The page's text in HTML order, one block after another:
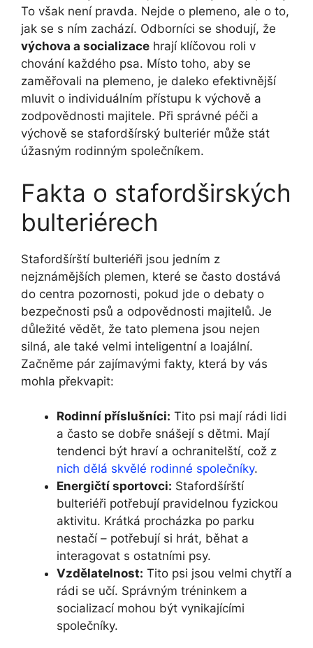
To však není pravda. Nejde o plemeno, ale o to,
jak se s ním zachází. Odborníci se shodují, že
výchova a socializace hrají klíčovou roli v
chování každého psa. Místo toho, aby se
zaměřovali na plemeno, je daleko efektivnější
mluvit o individuálním přístupu k výchově a
zodpovědnosti majitele. Při správné péči a
výchově se stafordšírský bulteriér může stát
úžasným rodinným společníkem.
Fakta o stafordširských
bulteriérech
Stafordšírští bulteriéři jsou jedním z
nejznámějších plemen, které se často dostává
do centra pozornosti, pokud jde o debaty o
bezpečnosti psů a odpovědnosti majitelů. Je
důležité vědět, že tato plemena jsou nejen
silná, ale také velmi inteligentní a loajální.
Začněme pár zajímavými fakty, která by vás
mohla překvapit:
Rodinní příslušníci: Tito psi mají rádi lidi
a často se dobře snášejí s dětmi. Mají
tendenci být hraví a ochranitelští, což z
nich dělá skvělé rodinné společníky.
Energičtí sportovci: Stafordšírští
bulteriéři potřebují pravidelnou fyzickou
aktivitu. Krátká procházka po parku
nestačí – potřebují si hrát, běhat a
interagovat s ostatními psy.
Vzdělatelnost: Tito psi jsou velmi chytří a
rádi se učí. Správným tréninkem a
socializací mohou být vynikajícími
společníky.